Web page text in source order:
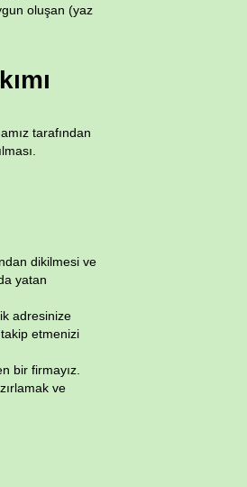
oluşan (yaz
tarafından
dikilmesi ve
yatan
adresinize
takip etmenizi
bir firmayız.
ve